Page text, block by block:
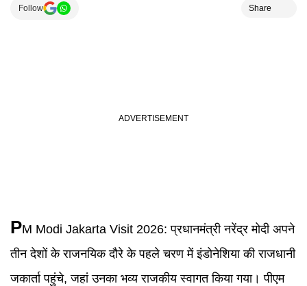
Follow Share
PM Modi Jakarta Visit 2026:प्रधानमंत्री नरेंद्र मोदी अपने
तीन देशों के राजनयिक दौरे के पहले चरण में इंडोनेशिया की राजधानी
जकार्ता पहुंचे, जहां उनका भव्य राजकीय स्वागत किया गया। पीएम